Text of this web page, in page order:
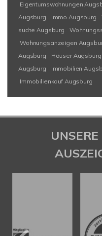
Eigentumswohnungen
Augsburg
Immo Augsburg
suche Augsburg
Wohnungsanzeigen
Augsburg
Häuser Augsburg
Augsburg
Immobilien
Immobilienkauf Augsburg